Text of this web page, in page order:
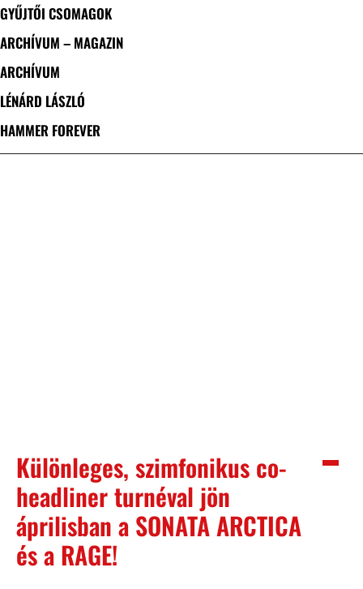
GYŰJTŐI CSOMAGOK
ARCHÍVUM – MAGAZIN
ARCHÍVUM
LÉNÁRD LÁSZLÓ
HAMMER FOREVER
Különleges, szimfonikus co-
headliner turnéval jön
áprilisban a SONATA ARCTICA
és a RAGE!